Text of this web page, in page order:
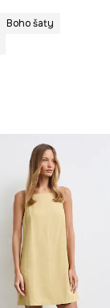
Boho šaty